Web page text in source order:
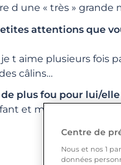
d une « très » grande
attentions que
t aime plusieurs fois
câlins…
de plus fou pour lui/elle
et me marier. Elle:
Centre de
Nous et nos 1
données